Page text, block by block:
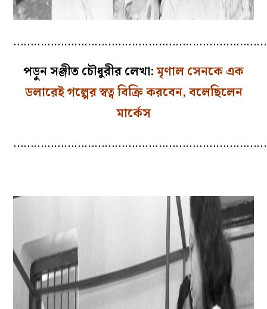
পড়ুন সঞ্জীত চৌধুরীর লেখা:মৃণাল সেনকে এক
ডলারেই গল্পের স্বত্ব বিক্রি করবেন, বলেছিলেন
মার্কেস